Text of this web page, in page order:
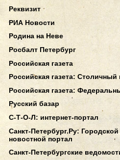
Реквизит
РИА Новости
Родина на Неве
Росбалт Петербург
Российская газета
Российская газета: Столичный
Российская газета:
Русский базар
С-Т-О-Л: интернет-портал
Санкт-Петербург.Ру: Городской
новостной портал
Санкт-Петербургские